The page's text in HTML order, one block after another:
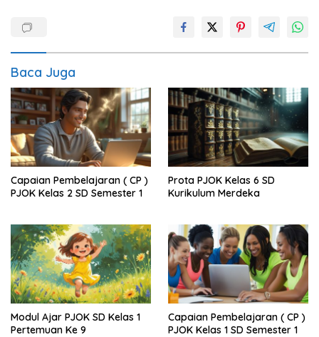
Baca Juga
Capaian Pembelajaran ( CP )
PJOK Kelas 2 SD Semester 1
Prota PJOK Kelas 6 SD
Kurikulum Merdeka
Modul Ajar PJOK SD Kelas 1
Pertemuan Ke 9
Capaian Pembelajaran ( CP )
PJOK Kelas 1 SD Semester 1